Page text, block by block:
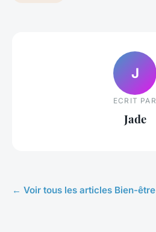
J
ECRIT PAR
Jade
← Voir tous les articles Bien-être